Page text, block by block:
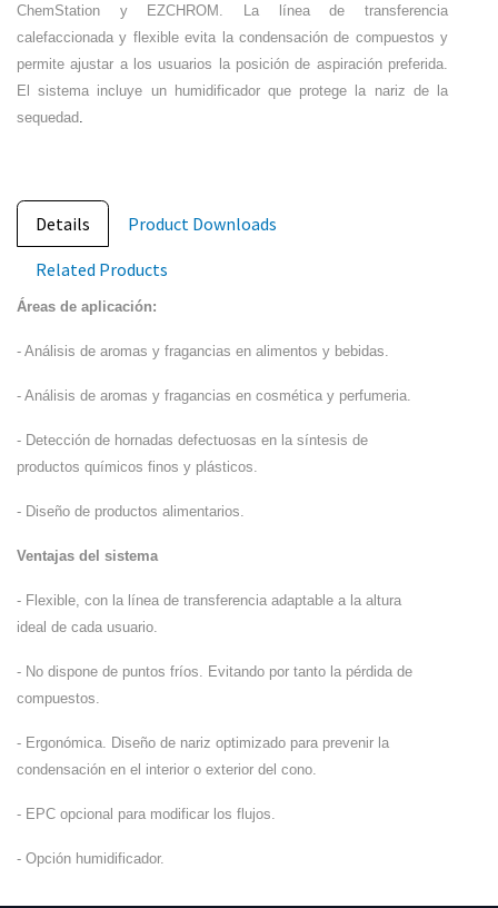
ChemStation y EZCHROM. La línea de transferencia
calefaccionada y flexible evita la condensación de compuestos y
permite ajustar a los usuarios la posición de aspiración preferida.
El sistema incluye un humidificador que protege la nariz de la
sequedad
Details Product Downloads
Related Products
Áreas de aplicación:
- Análisis de aromas y fragancias en alimentos y bebidas.
- Análisis de aromas y fragancias en cosmética y perfumeria.
- Detección de hornadas defectuosas en la síntesis de
productos químicos finos y plásticos.
- Diseño de productos alimentarios.
Ventajas del sistema
- Flexible, con la línea de transferencia adaptable a la altura
ideal de cada usuario.
- No dispone de puntos fríos. Evitando por tanto la pérdida de
compuestos.
- Ergonómica. Diseño de nariz optimizado para prevenir la
condensación en el interior o exterior del cono.
- EPC opcional para modificar los flujos.
- Opción humidificador.